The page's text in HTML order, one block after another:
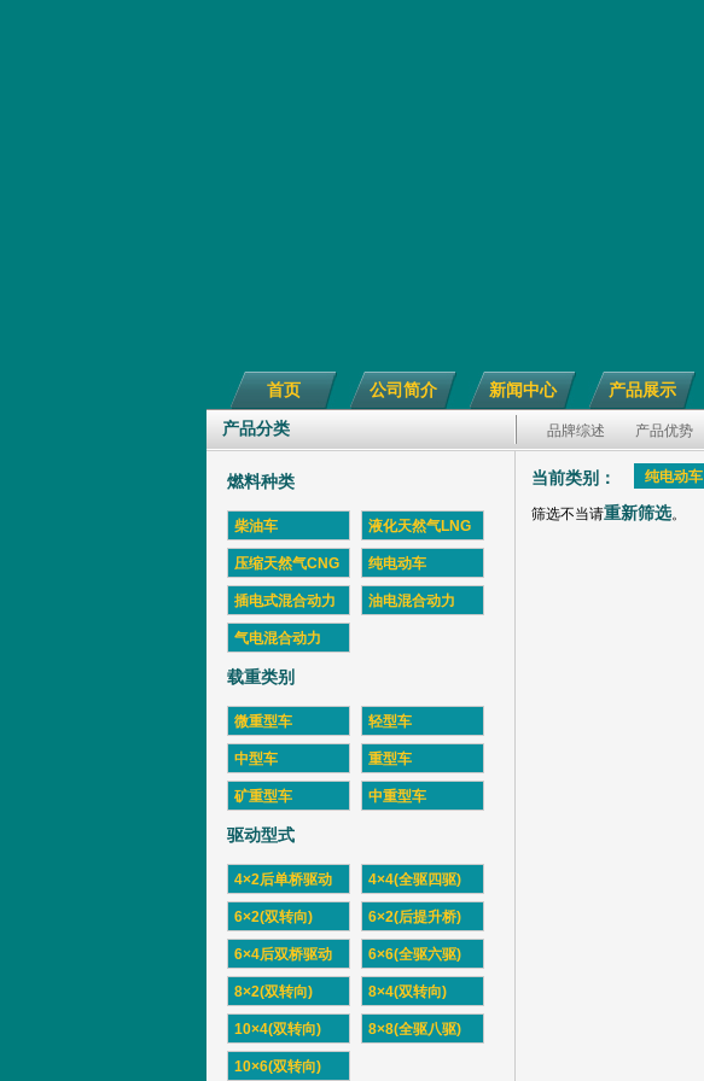
首页 公司简介 新闻中心 产品展示
产品分类 品牌综述 产品优势
燃料种类
柴油车 液化天然气LNG
压缩天然气CNG 纯电动车
插电式混合动力 油电混合动力
气电混合动力
载重类别
微重型车 轻型车
中型车 重型车
矿重型车 中重型车
驱动型式
4×2后单桥驱动 4×4(全驱四驱)
6×2(双转向) 6×2(后提升桥)
6×4后双桥驱动 6×6(全驱六驱)
8×2(双转向) 8×4(双转向)
10×4(双转向) 8×8(全驱八驱)
10×6(双转向)
当前类别： 纯电动车
筛选不当请重新筛选。